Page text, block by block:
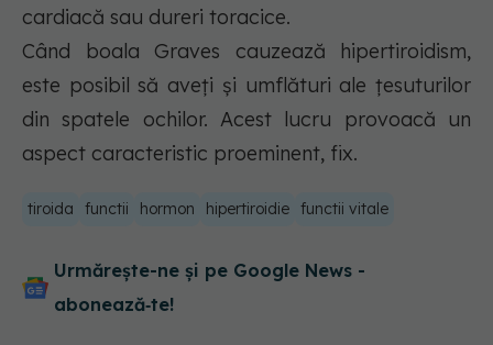
cardiacă sau dureri toracice.
Când boala Graves cauzează hipertiroidism,
este posibil să aveți și umflături ale țesuturilor
din spatele ochilor. Acest lucru provoacă un
aspect caracteristic proeminent, fix.
tiroida functii hormon hipertiroidie functii vitale
Urmărește-ne și pe Google News -
abonează‑te!